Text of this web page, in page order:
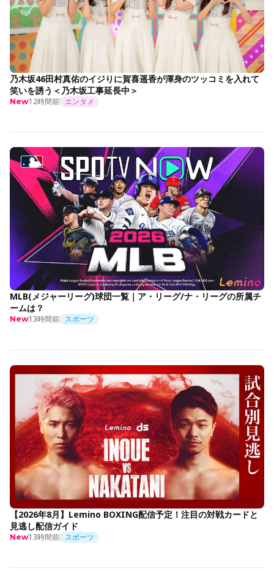
乃木坂46田村真佑のイジりに賀喜遥香が渾身のツッコミを入れて
笑いを誘う＜乃木坂工事延長中＞
New12時間前 エンタメ
MLB(メジャーリーグ)球団一覧｜ア・リーグ/ナ・リーグの所属チ
ームは？
New13時間前 スポーツ
【2026年8月】Lemino BOXING配信予定！注目の対戦カードと
見逃し配信ガイド
New13時間前 スポーツ